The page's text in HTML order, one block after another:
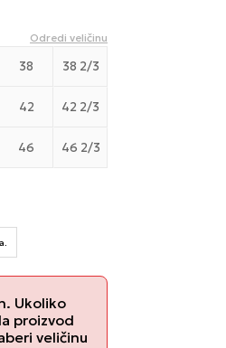
Odredi veličinu
38 38 2/3
42 42 2/3
46 46 2/3
Ukoliko
proizvod
veličinu